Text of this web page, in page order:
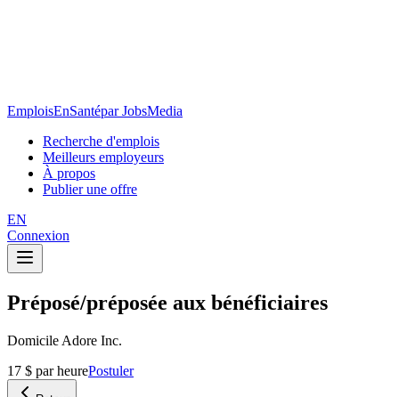
EmploisEnSantépar JobsMedia
Recherche d'emplois
Meilleurs employeurs
À propos
Publier une offre
EN
Connexion
Préposé/préposée aux bénéficiaires
Domicile Adore Inc.
17 $ par heurePostuler